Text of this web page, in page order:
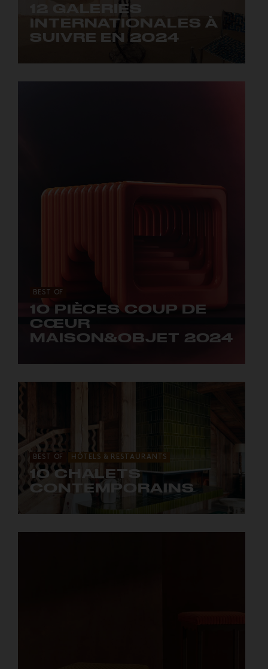
12 GALERIES
INTERNATIONALES À
SUIVRE EN 2024
Superhouse, Objective Gallery...
BEST OF
10 PIÈCES COUP DE
CŒUR
MAISON&OBJET 2024
BEST OF HÔTELS & RESTAURANTS
10 CHALETS
CONTEMPORAINS